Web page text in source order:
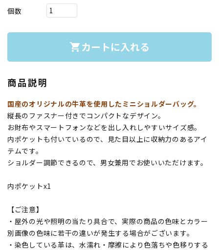
個数
shopping_cart カートに入れる
商品説明
国産のオリジナルの牛革を使用したミニショルダーバッグ。
縦長のファスナー付きでコンパクトなデザイン。
お財布やスマートフォンなどを出し入れしやすいサイズ感。
内ポケットも付いているので、見た目以上に収納力のあるアイ
テムです。
ショルダー調節できるので、男女兼用でお使いいただけます。
内ポケットx1
【ご注意】
・屋外の光や照明の当たり具合で、実際の商品の色味とカラー
別画像の色味に若干の違いが発生する場合がございます。
・染色している革は、水濡れ・摩擦により色落ちや色移りする